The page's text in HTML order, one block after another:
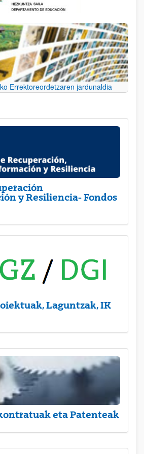
Errektoreordetzaren jardunaldia
y Resiliencia- Fondos
Laguntzak, IK
eta Patenteak